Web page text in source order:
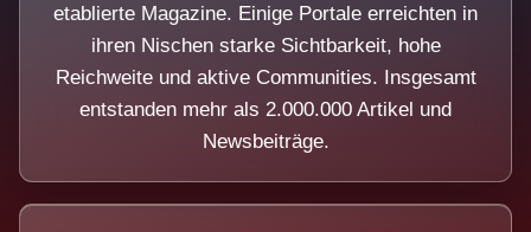
etablierte Magazine. Einige Portale erreichten in
ihren Nischen starke Sichtbarkeit, hohe
Reichweite und aktive Communities. Insgesamt
entstanden mehr als 2.000.000 Artikel und
Newsbeiträge.